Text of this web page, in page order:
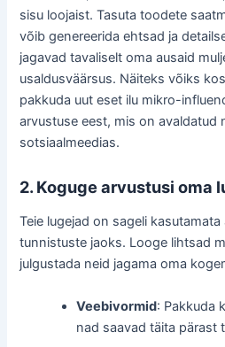
sisu loojaist. Tasuta toodete
võib genereerida ehtsad ja
jagavad tavaliselt oma ausaid
usaldusväärsus. Näiteks võiks
pakkuda uut eset ilu mikro-
arvustuse eest, mis on avaldatud
sotsiaalmeedias.
2. Koguge arvustusi oma
Teie lugejad on sageli
tunnistuste jaoks. Looge lihtsad
julgustada neid jagama oma
Veebivormid: Pakkuda
nad saavad täita pärast